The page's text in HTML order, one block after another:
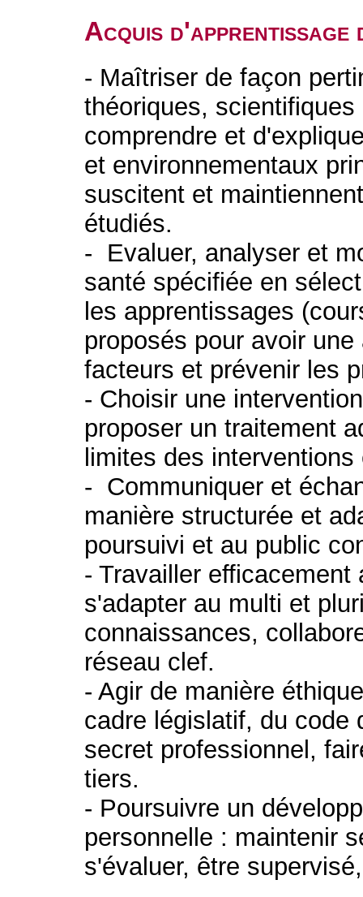
Acquis d'apprentissage
- Maîtriser de façon
théoriques,
comprendre et
et environnementaux
suscitent et
étudiés.
- Evaluer, analyser et
santé spécifiée en
les apprentissages
proposés pour avoir
facteurs et prévenir les
- Choisir une
proposer un traitement
limites des
- Communiquer et
manière structurée et
poursuivi et au public
- Travailler
s'adapter au multi et
connaissances,
réseau clef.
- Agir de manière
cadre législatif, du code
secret professionnel,
tiers.
- Poursuivre un
personnelle : maintenir
s'évaluer, être